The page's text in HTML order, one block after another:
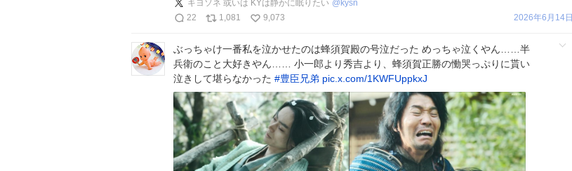
キヨソネ 或いは KYは静かに眠りたい @kysn
22
1,081 9,073 2026年6月14日
ぶっちゃけ一番私を泣かせたのは蜂須賀殿の号泣だった めっちゃ泣くやん……半
兵衛のこと大好きやん…… 小一郎より秀吉より、蜂須賀正勝の慟哭っぷりに貰い
泣きして堪らなかった #豊臣兄弟 pic.x.com/1KWFUppkxJ